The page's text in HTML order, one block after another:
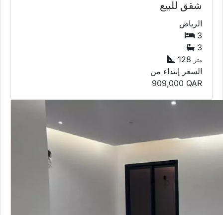
شقق للبيع
الرياض
3
3
128 متر
السعر إبتداء من
909,000 QAR